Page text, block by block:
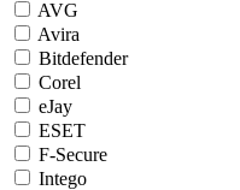
AVG
Avira
Bitdefender
Corel
eJay
ESET
F-Secure
Intego